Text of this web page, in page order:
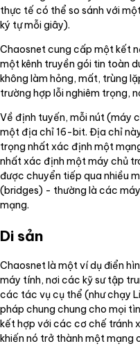
thực tế có thể so sánh với
ký tự mỗi giây).
Chaosnet cung cấp một kết
một kênh truyền gói tin toàn
không làm hỏng, mất, trùng
trường hợp lỗi nghiêm trọng,
Về định tuyến, mỗi nút (máy
một địa chỉ 16-bit. Địa chỉ
trọng nhất xác định một
nhất xác định một máy chủ
được chuyển tiếp qua nhiều
(bridges) - thường là các
mạng.
Di sản
Chaosnet là một ví dụ điển
máy tính, nơi các kỹ sư tập
các tác vụ cụ thể (như chạy
pháp chung chung cho mọi
kết hợp với các cơ chế tránh
khiến nó trở thành một mạng